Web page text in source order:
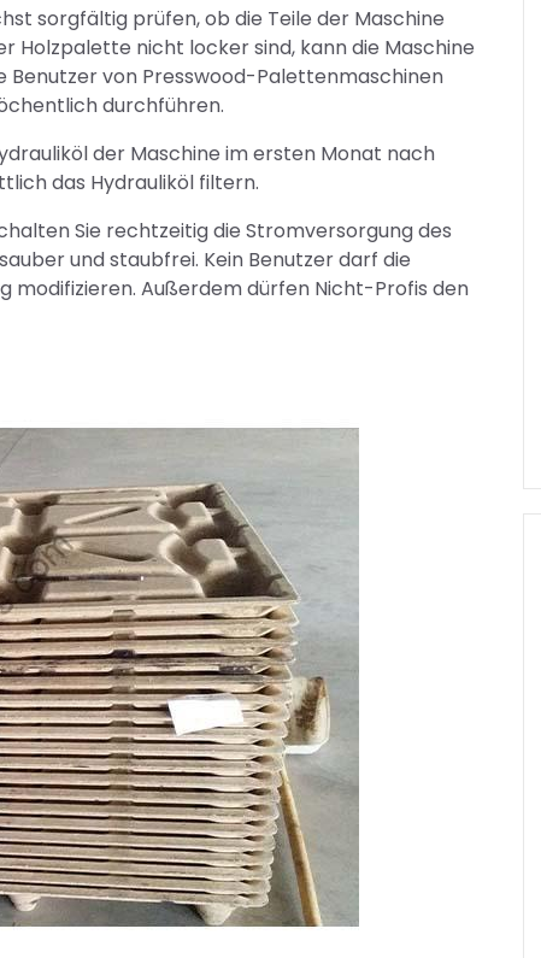
sorgfältig prüfen, ob die Teile der Maschine
Holzpalette nicht locker sind, kann die Maschine
Benutzer von Presswood-Palettenmaschinen
durchführen.
der Maschine im ersten Monat nach
das Hydrauliköl filtern.
Sie rechtzeitig die Stromversorgung des
und staubfrei. Kein Benutzer darf die
modifizieren. Außerdem dürfen Nicht-Profis den